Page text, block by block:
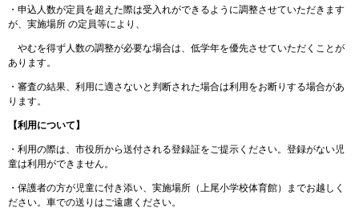
・申込人数が定員を超えた際は受入れができるように調整させていただきます
が、実施場所 の定員等により、
やむを得ず人数の調整が必要な場合は、低学年を優先させていただくことが
あります。
・審査の結果、利用に適さないと判断された場合は利用をお断りする場合があ
ります。
【利用について】
・利用の際は、市役所から送付される登録証をご提示ください。登録がない児
童は利用ができません。
・保護者の方が児童に付き添い、実施場所（上尾小学校体育館）までお越しく
ださい。車での送りはご遠慮ください。